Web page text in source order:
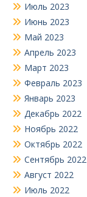
Июль 2023
Июнь 2023
Май 2023
Апрель 2023
Март 2023
Февраль 2023
Январь 2023
Декабрь 2022
Ноябрь 2022
Октябрь 2022
Сентябрь 2022
Август 2022
Июль 2022